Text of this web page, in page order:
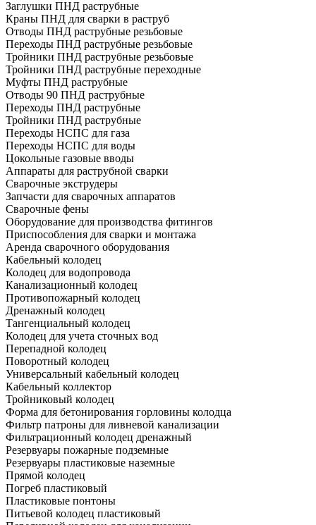
Заглушки ПНД раструбные
Краны ПНД для сварки в раструб
Отводы ПНД раструбные резьбовые
Переходы ПНД раструбные резьбовые
Тройники ПНД раструбные резьбовые
Тройники ПНД раструбные переходные
Муфты ПНД раструбные
Отводы 90 ПНД раструбные
Переходы ПНД раструбные
Тройники ПНД раструбные
Переходы НСПС для газа
Переходы НСПС для воды
Цокольные газовые вводы
Аппараты для раструбной сварки
Сварочные экструдеры
Запчасти для сварочных аппаратов
Сварочные фены
Оборудование для производства фитингов
Приспособления для сварки и монтажа
Аренда сварочного оборудования
Кабельный колодец
Колодец для водопровода
Канализационный колодец
Противопожарный колодец
Дренажный колодец
Тангенциальный колодец
Колодец для учета сточных вод
Перепадной колодец
Поворотный колодец
Универсальный кабельный колодец
Кабельный коллектор
Тройниковый колодец
Форма для бетонирования горловины колодца
Фильтр патроны для ливневой канализации
Фильтрационный колодец дренажный
Резервуары пожарные подземные
Резервуары пластиковые наземные
Прямой колодец
Погреб пластиковый
Пластиковые понтоны
Питьевой колодец пластиковый